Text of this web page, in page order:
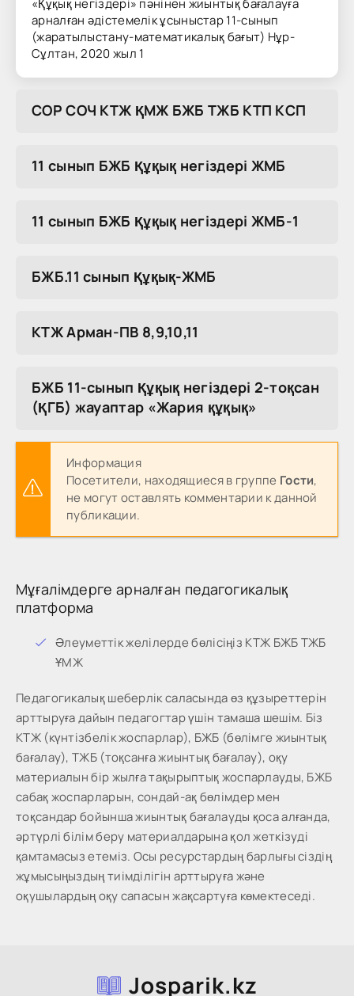
«Құқық негіздері» пәнінен жиынтық бағалауға
арналған әдістемелік ұсыныстар 11-сынып
(жаратылыстану-математикалық бағыт) Нұр-
Сұлтан, 2020 жыл 1
COP COЧ KTЖ ҚMЖ БЖБ TЖБ KTП KCП
11 сынып БЖБ Құқық негіздері ЖМБ
11 сынып БЖБ Құқық негіздері ЖМБ-1
БЖБ.11 сынып Құқық-ЖМБ
КТЖ Арман-ПВ 8,9,10,11
БЖБ 11-сынып Құқық негіздері 2-тоқсан
(ҚГБ) жауаптар «Жария құқық»
Информация
Посетители, находящиеся в группе Гости,
не могут оставлять комментарии к данной
публикации.
Мұғалімдерге арналған педагогикалық
платформа
Әлеуметтік желілерде бөлісіңіз КТЖ БЖБ ТЖБ
ҰМЖ
Педагогикалық шеберлік саласында өз құзыреттерін
арттыруға дайын педагогтар үшін тамаша шешім. Біз
КТЖ (күнтізбелік жоспарлар), БЖБ (бөлімге жиынтық
бағалау), ТЖБ (тоқсанға жиынтық бағалау), оқу
материалын бір жылға тақырыптық жоспарлауды, БЖБ
сабақ жоспарларын, сондай-ақ бөлімдер мен
тоқсандар бойынша жиынтық бағалауды қоса алғанда,
әртүрлі білім беру материалдарына қол жеткізуді
қамтамасыз етеміз. Осы ресурстардың барлығы сіздің
жұмысыңыздың тиімділігін арттыруға және
оқушылардың оқу сапасын жақсартуға көмектеседі.
Josparik.kz